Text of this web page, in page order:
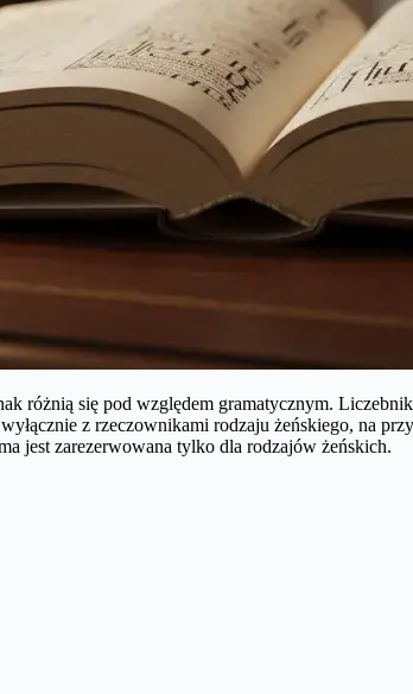
różnią się pod względem gramatycznym. Liczebnik
wyłącznie z rzeczownikami rodzaju żeńskiego, na
jest zarezerwowana tylko dla rodzajów żeńskich.